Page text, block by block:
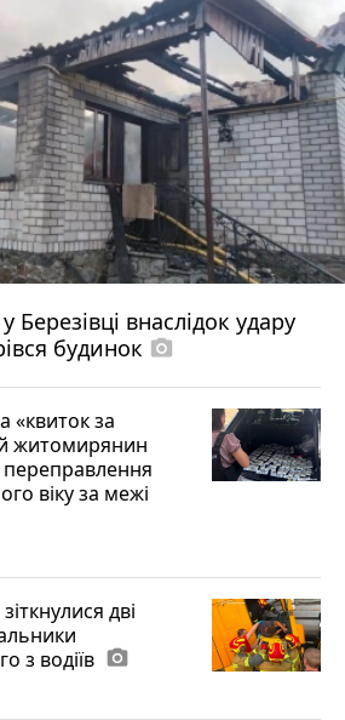
Березівці внаслідок удару
будинок photo_camera
«квиток за
житомирянин
переправлення
віку за межі
дві
з водіїв photo_camera